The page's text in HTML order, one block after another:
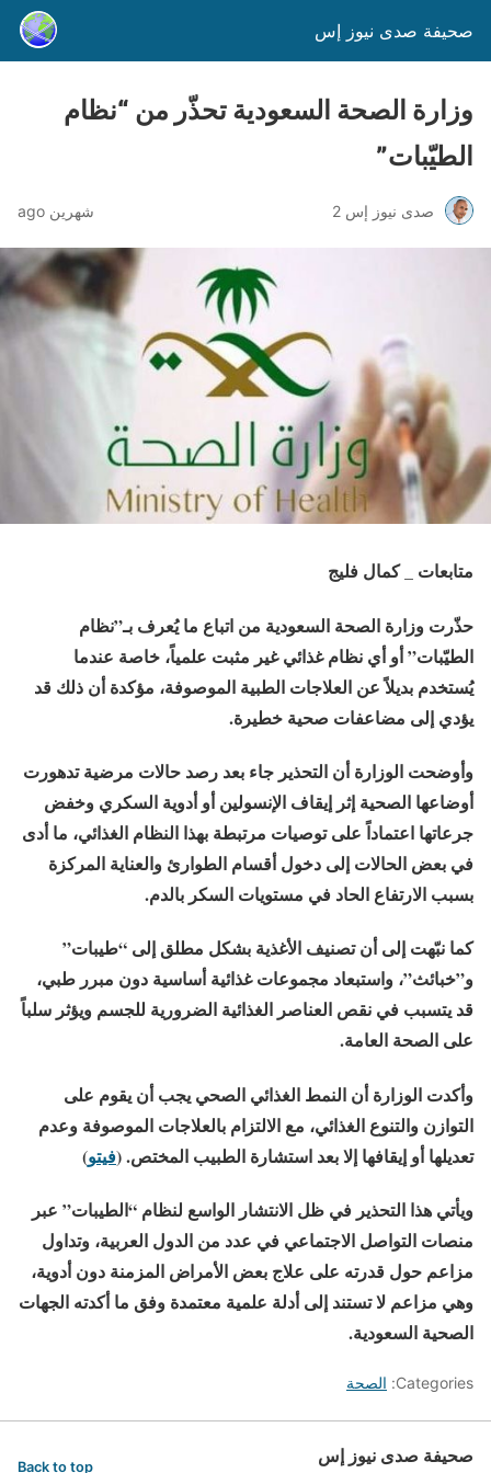
صحيفة صدى نيوز إس
وزارة الصحة السعودية تحذّر من “نظام
الطيّبات”
صدى نيوز إس 2 شهرين ago
متابعات _ كمال فليج
حذّرت وزارة الصحة السعودية من اتباع ما يُعرف بـ”نظام
الطيّبات” أو أي نظام غذائي غير مثبت علمياً، خاصة عندما
يُستخدم بديلاً عن العلاجات الطبية الموصوفة، مؤكدة أن ذلك قد
يؤدي إلى مضاعفات صحية خطيرة.
وأوضحت الوزارة أن التحذير جاء بعد رصد حالات مرضية تدهورت
أوضاعها الصحية إثر إيقاف الإنسولين أو أدوية السكري وخفض
جرعاتها اعتماداً على توصيات مرتبطة بهذا النظام الغذائي، ما أدى
في بعض الحالات إلى دخول أقسام الطوارئ والعناية المركزة
بسبب الارتفاع الحاد في مستويات السكر بالدم.
كما نبّهت إلى أن تصنيف الأغذية بشكل مطلق إلى “طيبات”
و”خبائث”، واستبعاد مجموعات غذائية أساسية دون مبرر طبي،
قد يتسبب في نقص العناصر الغذائية الضرورية للجسم ويؤثر سلباً
على الصحة العامة.
وأكدت الوزارة أن النمط الغذائي الصحي يجب أن يقوم على
التوازن والتنوع الغذائي، مع الالتزام بالعلاجات الموصوفة وعدم
تعديلها أو إيقافها إلا بعد استشارة الطبيب المختص. (فيتو)
ويأتي هذا التحذير في ظل الانتشار الواسع لنظام “الطيبات” عبر
منصات التواصل الاجتماعي في عدد من الدول العربية، وتداول
مزاعم حول قدرته على علاج بعض الأمراض المزمنة دون أدوية،
وهي مزاعم لا تستند إلى أدلة علمية معتمدة وفق ما أكدته الجهات
الصحية السعودية.
Categories: الصحة
صحيفة صدى نيوز إس Back to top